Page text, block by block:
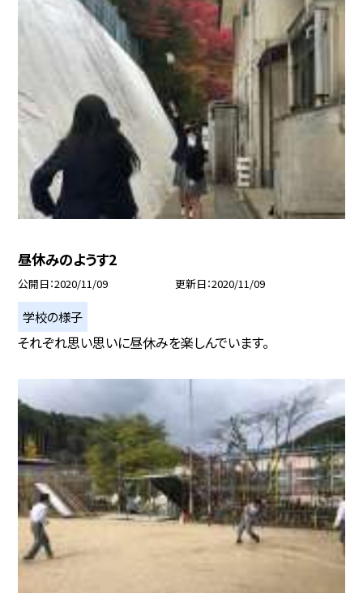
昼休みのようす2
公開日 2020/11/09 更新日 2020/11/09
学校の様子
それぞれ思い思いに昼休みを楽しんでいます。